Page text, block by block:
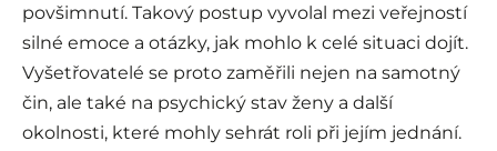
povšimnutí. Takový postup vyvolal mezi veřejností
silné emoce a otázky, jak mohlo k celé situaci dojít.
Vyšetřovatelé se proto zaměřili nejen na samotný
čin, ale také na psychický stav ženy a další
okolnosti, které mohly sehrát roli při jejím jednání.